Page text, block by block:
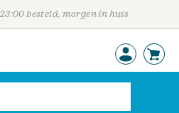
besteld, morgen in huis